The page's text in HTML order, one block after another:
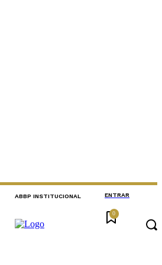
ABBP INSTITUCIONAL ENTRAR
0